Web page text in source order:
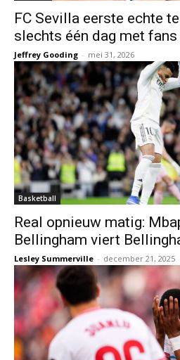
FC Sevilla eerste echte
slechts één dag met
Jeffrey Gooding - mei 31, 2026
Basketball
Real opnieuw matig:
Bellingham viert
Lesley Summerville - december 21, 2025